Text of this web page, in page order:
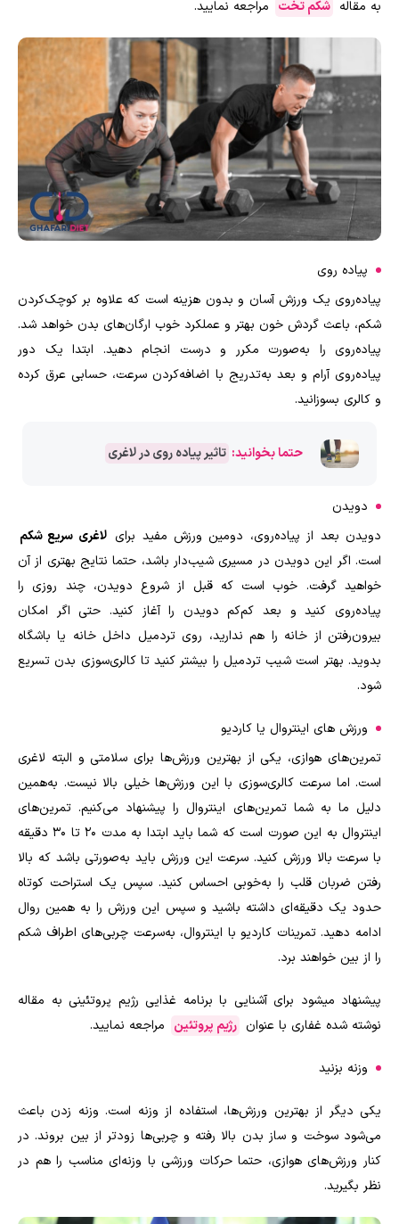
به مقاله شکم تخت مراجعه نمایید.
پیاده روی
پیاده‌روی یک ورزش آسان و بدون هزینه است که علاوه بر کوچک‌کردن
شکم، باعث گردش خون بهتر و عملکرد خوب ارگان‌های بدن خواهد شد.
پیاده‌روی را به‌صورت مکرر و درست انجام دهید. ابتدا یک دور
پیاده‌روی آرام و بعد به‌تدریج با اضافه‌کردن سرعت، حسابی عرق کرده
و کالری بسوزانید.
حتما بخوانید: تاثیر پیاده ‌روی در لاغری
دویدن
دویدن بعد از پیاده‌روی، دومین ورزش مفید برای لاغری سریع شکم
است. اگر این دویدن در مسیری شیب‌دار باشد، حتما نتایج بهتری از آن
خواهید گرفت. خوب است که قبل از شروع دویدن،‌ چند روزی را
پیاده‌روی کنید و بعد کم‌کم دویدن را آغاز کنید. حتی اگر امکان
بیرون‌رفتن از خانه را هم ندارید، روی تردمیل داخل خانه یا باشگاه
بدوید. بهتر است شیب تردمیل را بیشتر کنید تا کالری‌سوزی بدن تسریع
شود.
ورزش‌ های اینتروال یا کاردیو
تمرین‌های هوازی، یکی از بهترین ورزش‌ها برای سلامتی و البته لاغری
است. اما سرعت کالری‌سوزی با این ورزش‌ها خیلی بالا نیست. به‌همین
دلیل ما به شما تمرین‌های اینتروال را پیشنهاد می‌کنیم. تمرین‌های
اینتروال به این صورت است که شما باید ابتدا به مدت ۲۰ تا ۳۰ دقیقه
با سرعت بالا ورزش کنید. سرعت این ورزش باید به‌صورتی باشد که بالا
رفتن ضربان قلب را به‌خوبی احساس کنید. سپس یک استراحت کوتاه
حدود یک دقیقه‌ای داشته باشید و سپس این ورزش را به همین روال
ادامه دهید. تمرینات کاردیو با اینتروال،‌ به‌سرعت چربی‌های اطراف شکم
را از بین خواهند برد.
پیشنهاد میشود برای آشنایی با برنامه غذایی رژیم پروتئینی به مقاله
نوشته شده غفاری با عنوان رژیم پروتئین مراجعه نمایید.
وزنه بزنید
یکی دیگر از بهترین ورزش‌ها، استفاده از وزنه است. وزنه زدن باعث
می‌شود سوخت و ساز بدن بالا رفته و چربی‌ها زودتر از بین بروند. در
کنار ورزش‌های هوازی، حتما حرکات ورزشی با وزنه‌ای مناسب را هم در
نظر بگیرید.